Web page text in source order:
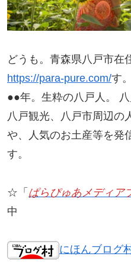
どうも。青森県八戸市在
https://para-pure.com/す
●●年。生粋の八戸人。
八戸観光、八戸市周辺の
や、人気のお土産等を発
す。
☆「 ぱらぴゅあメディア
中
にほんブログ